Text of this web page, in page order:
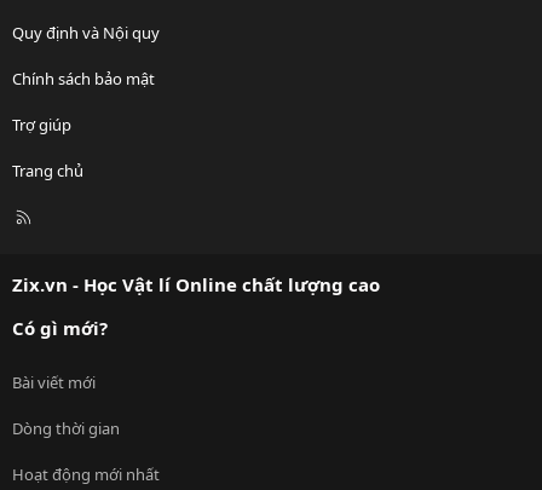
Quy định và Nội quy
Chính sách bảo mật
Trợ giúp
Trang chủ
R
Zix.vn - Học Vật lí Online chất lượng cao
Có gì mới?
Bài viết mới
Dòng thời gian
Hoạt động mới nhất